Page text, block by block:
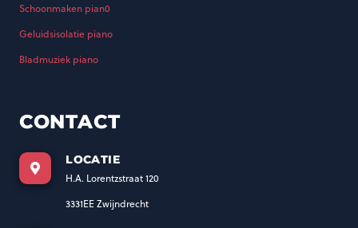
Schoonmaken pian0
Geluidsisolatie piano
Bladmuziek piano
CONTACT
LOCATIE
H.A. Lorentzstraat 120
3331EE Zwijndrecht